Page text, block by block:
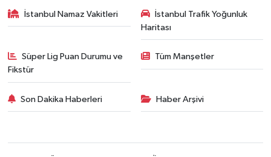
İstanbul Namaz Vakitleri
İstanbul Trafik Yoğunluk
Haritası
Süper Lig Puan Durumu ve
Fikstür
Tüm Manşetler
Son Dakika Haberleri Haber Arşivi